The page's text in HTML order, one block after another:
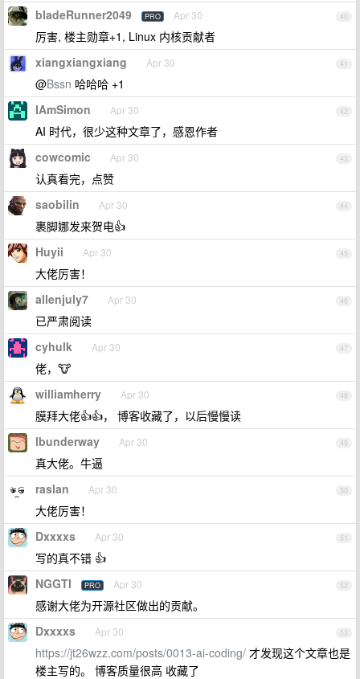
40
bladeRunner2049 PRO Apr 30
厉害, 楼主勋章+1, Linux 内核贡献者
41
xiangxiangxiang Apr 30
@Bssn 哈哈哈 +1
42
IAmSimon Apr 30
AI 时代，很少这种文章了，感恩作者
43
cowcomic Apr 30
认真看完，点赞
44
saobilin Apr 30
裹脚娜发来贺电👍
45
Huyii Apr 30
大佬厉害！
46
allenjuly7 Apr 30
已严肃阅读
47
cyhulk Apr 30
佬，🐮
48
williamherry Apr 30
膜拜大佬👍👍， 博客收藏了，以后慢慢读
49
lbunderway Apr 30
真大佬。牛逼
50
raslan Apr 30
大佬厉害！
51
Dxxxxs Apr 30
写的真不错 👍
52
NGGTI PRO Apr 30
感谢大佬为开源社区做出的贡献。
53
Dxxxxs Apr 30
https://jt26wzz.com/posts/0013-ai-coding/ 才发现这个文章也是
楼主写的。 博客质量很高 收藏了